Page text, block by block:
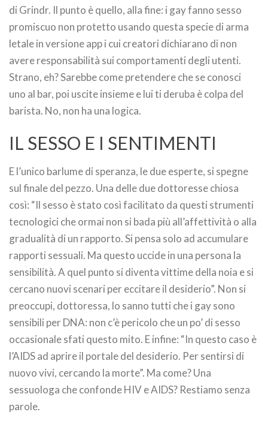
di Grindr. Il punto è quello, alla fine: i gay fanno sesso
promiscuo non protetto usando questa specie di arma
letale in versione app i cui creatori dichiarano di non
avere responsabilità sui comportamenti degli utenti.
Strano, eh? Sarebbe come pretendere che se conosci
uno al bar, poi uscite insieme e lui ti deruba è colpa del
barista. No, non ha una logica.
IL SESSO E I SENTIMENTI
E l’unico barlume di speranza, le due esperte, si spegne
sul finale del pezzo. Una delle due dottoresse chiosa
così: “Il sesso è stato così facilitato da questi strumenti
tecnologici che ormai non si bada più all’affettività o alla
gradualità di un rapporto. Si pensa solo ad accumulare
rapporti sessuali. Ma questo uccide in una persona la
sensibilità. A quel punto si diventa vittime della noia e si
cercano nuovi scenari per eccitare il desiderio”. Non si
preoccupi, dottoressa, lo sanno tutti che i gay sono
sensibili per DNA: non c’è pericolo che un po’ di sesso
occasionale sfati questo mito. E infine: “In questo caso è
l’AIDS ad aprire il portale del desiderio. Per sentirsi di
nuovo vivi, cercando la morte”. Ma come? Una
sessuologa che confonde HIV e AIDS? Restiamo senza
parole.